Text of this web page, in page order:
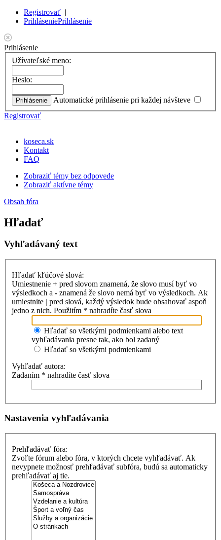
Registrovať |
PrihláseniePrihlásenie
Prihlásenie
Užívateľské meno:
Heslo:
Automatické prihlásenie pri každej návšteve
Registrovať
koseca.sk
Kontakt
FAQ
Zobraziť témy bez odpovede
Zobraziť aktívne témy
Obsah fóra
Hľadať
Vyhľadávaný text
Hľadať kľúčové slová:
Umiestnenie + pred slovom znamená, že slovo musí byť vo
výsledkoch a - znamená že slovo nemá byť vo výsledkoch. Ak
umiestnite | pred slová, každý výsledok bude obsahovať aspoň
jedno z nich. Použitím * nahradíte časť slova
Hľadať so všetkými podmienkami alebo text
vyhľadávania presne tak, ako bol zadaný
Hľadať so všetkými podmienkami
Vyhľadať autora:
Zadaním * nahradíte časť slova
Nastavenia vyhľadávania
Prehľadávať fóra:
Zvoľte fórum alebo fóra, v ktorých chcete vyhľadávať. Ak
nevypnete možnosť prehľadávať subfóra, budú sa automaticky
prehľadávať aj tie.